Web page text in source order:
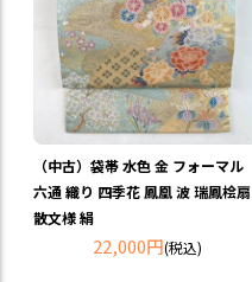
（中古）袋帯 水色 金 フォーマル
六通 織り 四季花 鳳凰 波 瑞鳳桧扇
散文様 絹
22,000円(税込)